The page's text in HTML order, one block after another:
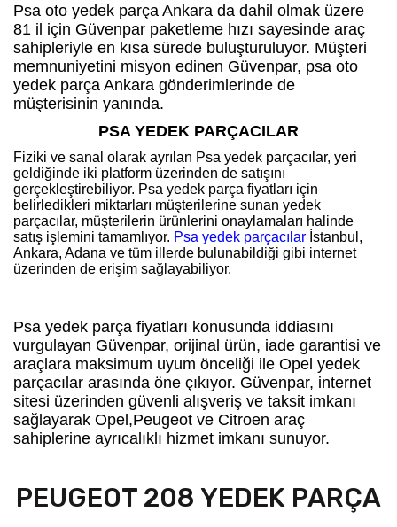
Psa oto yedek parça Ankara da dahil olmak üzere
81 il için Güvenpar paketleme hızı sayesinde araç
sahipleriyle en kısa sürede buluşturuluyor. Müşteri
memnuniyetini misyon edinen Güvenpar, psa oto
yedek parça Ankara gönderimlerinde de
müşterisinin yanında.
PSA YEDEK PARÇACILAR
Fiziki ve sanal olarak ayrılan Psa yedek parçacılar, yeri
geldiğinde iki platform üzerinden de satışını
gerçekleştirebiliyor. Psa yedek parça fiyatları için
belirledikleri miktarları müşterilerine sunan yedek
parçacılar, müşterilerin ürünlerini onaylamaları halinde
satış işlemini tamamlıyor. Psa yedek parçacılar İstanbul,
Ankara, Adana ve tüm illerde bulunabildiği gibi internet
üzerinden de erişim sağlayabiliyor.
Psa yedek parça fiyatları konusunda iddiasını
vurgulayan Güvenpar, orijinal ürün, iade garantisi ve
araçlara maksimum uyum önceliği ile Opel yedek
parçacılar arasında öne çıkıyor. Güvenpar, internet
sitesi üzerinden güvenli alışveriş ve taksit imkanı
sağlayarak Opel,Peugeot ve Citroen araç
sahiplerine ayrıcalıklı hizmet imkanı sunuyor.
PEUGEOT 208 YEDEK PARÇA